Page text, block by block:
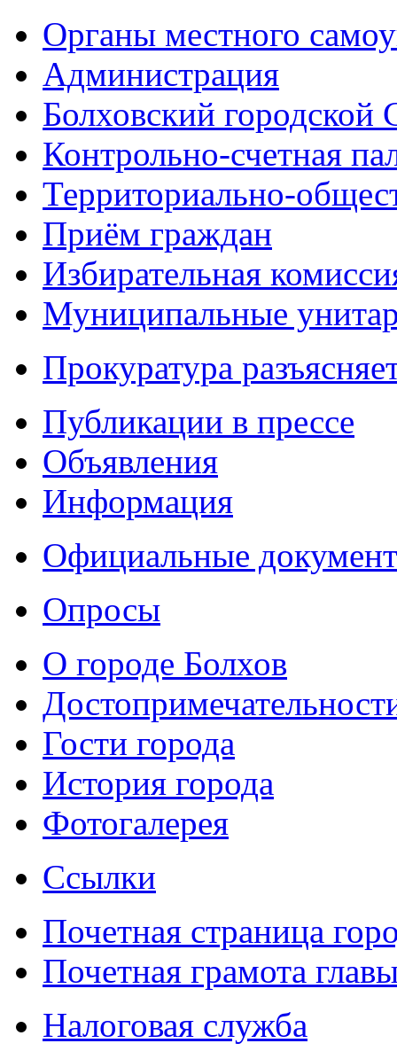
Органы местного
Администрация
Болховский городской
Контрольно-счетная
Территориально-
Приём граждан
Избирательная
Муниципальные
Прокуратура
Публикации в прессе
Объявления
Информация
Официальные
Опросы
О городе Болхов
Гости города
История города
Фотогалерея
Ссылки
Почетная страница
Почетная грамота
Налоговая служба